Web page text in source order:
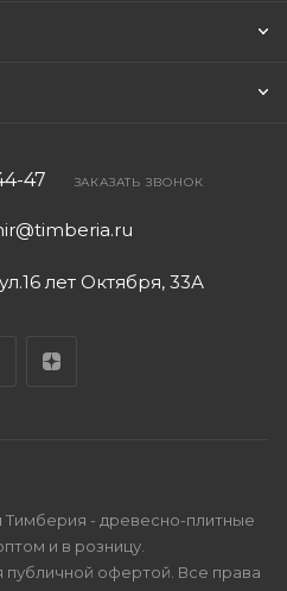
47 ЗАКАЗАТЬ ЗВОНОК
лет Октября, 33А
Тимберия - древесно-плитные
и в розницу.
офертой. Все права